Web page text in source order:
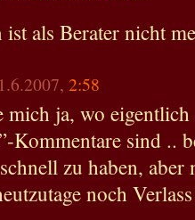
als Berater nicht
2:58
mich ja, wo
Kommentare sind ..
zu haben,
noch